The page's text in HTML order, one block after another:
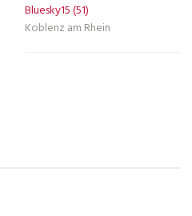
Bluesky15 (51)
Koblenz am Rhein